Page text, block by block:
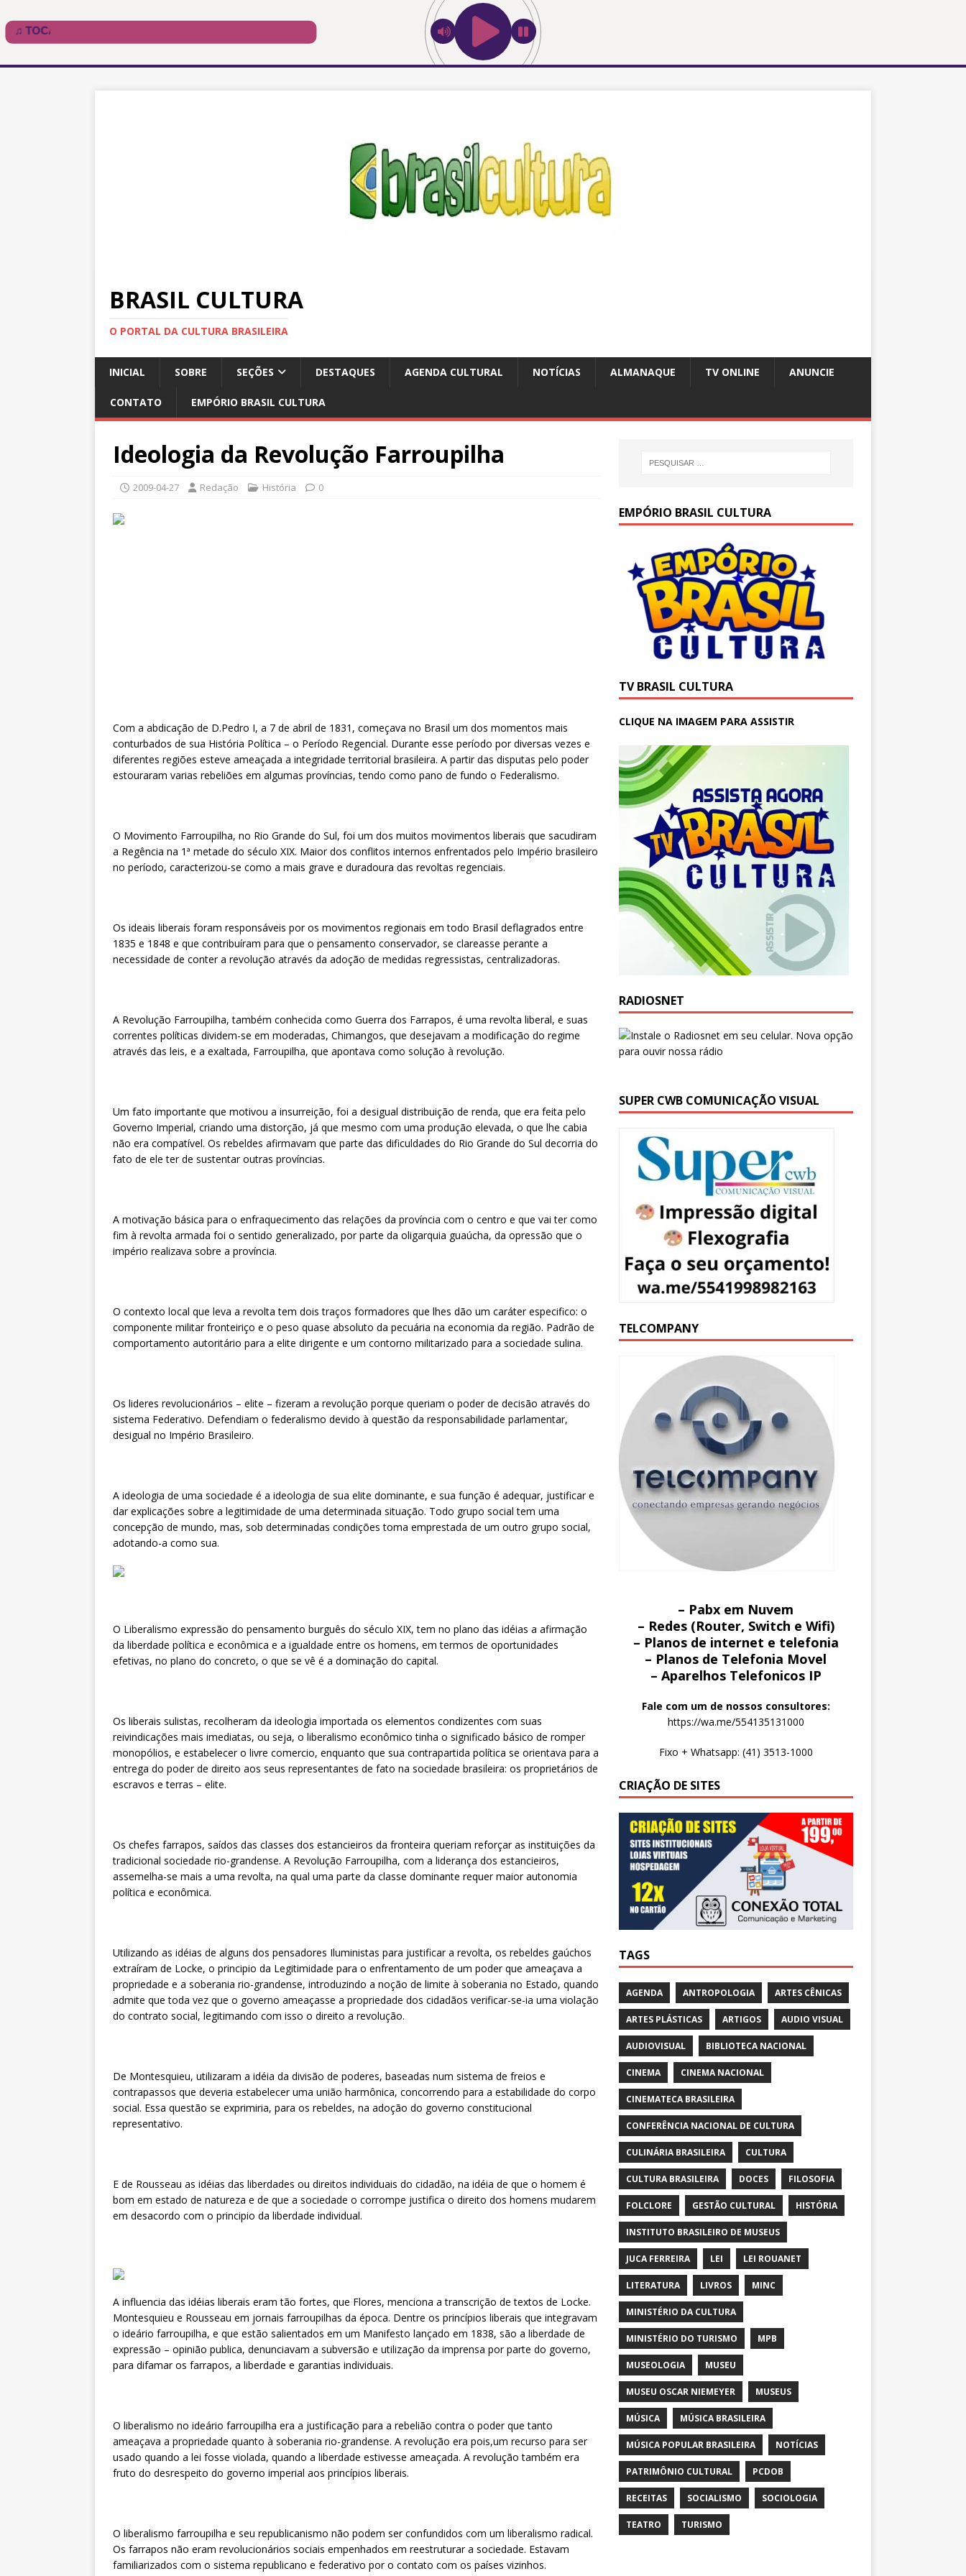
BRASIL CULTURA
O PORTAL DA CULTURA BRASILEIRA
INICIAL SOBRE SEÇÕES DESTAQUES AGENDA CULTURAL NOTÍCIAS ALMANAQUE TV ONLINE ANUNCIE
CONTATO EMPÓRIO BRASIL CULTURA
Ideologia da Revolução Farroupilha
2009-04-27 Redação História 0
Com a abdicação de D.Pedro I, a 7 de abril de 1831, começava no Brasil um dos momentos mais
conturbados de sua História Política – o Período Regencial. Durante esse período por diversas vezes e
diferentes regiões esteve ameaçada a integridade territorial brasileira. A partir das disputas pelo poder
estouraram varias rebeliões em algumas províncias, tendo como pano de fundo o Federalismo.
O Movimento Farroupilha, no Rio Grande do Sul, foi um dos muitos movimentos liberais que sacudiram
a Regência na 1ª metade do século XIX. Maior dos conflitos internos enfrentados pelo Império brasileiro
no período, caracterizou-se como a mais grave e duradoura das revoltas regenciais.
Os ideais liberais foram responsáveis por os movimentos regionais em todo Brasil deflagrados entre
1835 e 1848 e que contribuíram para que o pensamento conservador, se clareasse perante a
necessidade de conter a revolução através da adoção de medidas regressistas, centralizadoras.
A Revolução Farroupilha, também conhecida como Guerra dos Farrapos, é uma revolta liberal, e suas
correntes políticas dividem-se em moderadas, Chimangos, que desejavam a modificação do regime
através das leis, e a exaltada, Farroupilha, que apontava como solução à revolução.
Um fato importante que motivou a insurreição, foi a desigual distribuição de renda, que era feita pelo
Governo Imperial, criando uma distorção, já que mesmo com uma produção elevada, o que lhe cabia
não era compatível. Os rebeldes afirmavam que parte das dificuldades do Rio Grande do Sul decorria do
fato de ele ter de sustentar outras províncias.
A motivação básica para o enfraquecimento das relações da província com o centro e que vai ter como
fim à revolta armada foi o sentido generalizado, por parte da oligarquia guaúcha, da opressão que o
império realizava sobre a província.
O contexto local que leva a revolta tem dois traços formadores que lhes dão um caráter especifico: o
componente militar fronteiriço e o peso quase absoluto da pecuária na economia da região. Padrão de
comportamento autoritário para a elite dirigente e um contorno militarizado para a sociedade sulina.
Os lideres revolucionários – elite – fizeram a revolução porque queriam o poder de decisão através do
sistema Federativo. Defendiam o federalismo devido à questão da responsabilidade parlamentar,
desigual no Império Brasileiro.
A ideologia de uma sociedade é a ideologia de sua elite dominante, e sua função é adequar, justificar e
dar explicações sobre a legitimidade de uma determinada situação. Todo grupo social tem uma
concepção de mundo, mas, sob determinadas condições toma emprestada de um outro grupo social,
adotando-a como sua.
O Liberalismo expressão do pensamento burguês do século XIX, tem no plano das idéias a afirmação
da liberdade política e econômica e a igualdade entre os homens, em termos de oportunidades
efetivas, no plano do concreto, o que se vê é a dominação do capital.
Os liberais sulistas, recolheram da ideologia importada os elementos condizentes com suas
reivindicações mais imediatas, ou seja, o liberalismo econômico tinha o significado básico de romper
monopólios, e estabelecer o livre comercio, enquanto que sua contrapartida política se orientava para a
entrega do poder de direito aos seus representantes de fato na sociedade brasileira: os proprietários de
escravos e terras – elite.
Os chefes farrapos, saídos das classes dos estancieiros da fronteira queriam reforçar as instituições da
tradicional sociedade rio-grandense. A Revolução Farroupilha, com a liderança dos estancieiros,
assemelha-se mais a uma revolta, na qual uma parte da classe dominante requer maior autonomia
política e econômica.
Utilizando as idéias de alguns dos pensadores Iluministas para justificar a revolta, os rebeldes gaúchos
extraíram de Locke, o principio da Legitimidade para o enfrentamento de um poder que ameaçava a
propriedade e a soberania rio-grandense, introduzindo a noção de limite à soberania no Estado, quando
admite que toda vez que o governo ameaçasse a propriedade dos cidadãos verificar-se-ia uma violação
do contrato social, legitimando com isso o direito a revolução.
De Montesquieu, utilizaram a idéia da divisão de poderes, baseadas num sistema de freios e
contrapassos que deveria estabelecer uma união harmônica, concorrendo para a estabilidade do corpo
social. Essa questão se exprimiria, para os rebeldes, na adoção do governo constitucional
representativo.
E de Rousseau as idéias das liberdades ou direitos individuais do cidadão, na idéia de que o homem é
bom em estado de natureza e de que a sociedade o corrompe justifica o direito dos homens mudarem
em desacordo com o principio da liberdade individual.
A influencia das idéias liberais eram tão fortes, que Flores, menciona a transcrição de textos de Locke.
Montesquieu e Rousseau em jornais farroupilhas da época. Dentre os princípios liberais que integravam
o ideário farroupilha, e que estão salientados em um Manifesto lançado em 1838, são a liberdade de
expressão – opinião publica, denunciavam a subversão e utilização da imprensa por parte do governo,
para difamar os farrapos, a liberdade e garantias individuais.
O liberalismo no ideário farroupilha era a justificação para a rebelião contra o poder que tanto
ameaçava a propriedade quanto à soberania rio-grandense. A revolução era pois,um recurso para ser
usado quando a lei fosse violada, quando a liberdade estivesse ameaçada. A revolução também era
fruto do desrespeito do governo imperial aos princípios liberais.
O liberalismo farroupilha e seu republicanismo não podem ser confundidos com um liberalismo radical.
Os farrapos não eram revolucionários sociais empenhados em reestruturar a sociedade. Estavam
familiarizados com o sistema republicano e federativo por o contato com os países vizinhos.
EMPÓRIO BRASIL CULTURA
TV BRASIL CULTURA
CLIQUE NA IMAGEM PARA ASSISTIR
RADIOSNET
SUPER CWB COMUNICAÇÃO VISUAL
TELCOMPANY
– Pabx em Nuvem
– Redes (Router, Switch e Wifi)
– Planos de internet e telefonia
– Planos de Telefonia Movel
– Aparelhos Telefonicos IP
Fale com um de nossos consultores:
https://wa.me/554135131000
Fixo + Whatsapp: (41) 3513-1000
CRIAÇÃO DE SITES
TAGS
AGENDA ANTROPOLOGIA ARTES CÊNICAS
ARTES PLÁSTICAS ARTIGOS AUDIO VISUAL
AUDIOVISUAL BIBLIOTECA NACIONAL
CINEMA CINEMA NACIONAL
CINEMATECA BRASILEIRA
CONFERÊNCIA NACIONAL DE CULTURA
CULINÁRIA BRASILEIRA CULTURA
CULTURA BRASILEIRA DOCES FILOSOFIA
FOLCLORE GESTÃO CULTURAL HISTÓRIA
INSTITUTO BRASILEIRO DE MUSEUS
JUCA FERREIRA LEI LEI ROUANET
LITERATURA LIVROS MINC
MINISTÉRIO DA CULTURA
MINISTÉRIO DO TURISMO MPB
MUSEOLOGIA MUSEU
MUSEU OSCAR NIEMEYER MUSEUS
MÚSICA MÚSICA BRASILEIRA
MÚSICA POPULAR BRASILEIRA NOTÍCIAS
PATRIMÔNIO CULTURAL PCDOB
RECEITAS SOCIALISMO SOCIOLOGIA
TEATRO TURISMO